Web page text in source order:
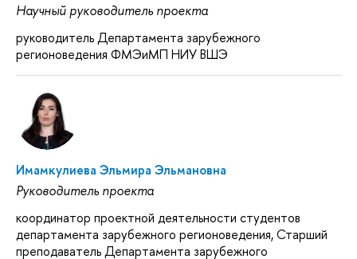
Научный руководитель проекта
руководитель Департамента зарубежного
регионоведения ФМЭиМП НИУ ВШЭ
Имамкулиева Эльмира Эльмановна
Руководитель проекта
координатор проектной деятельности студентов
департамента зарубежного регионоведения, Старший
преподаватель Департамента зарубежного